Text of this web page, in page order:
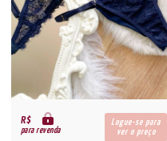
R$
para revenda
Logue-se para
ver o preço